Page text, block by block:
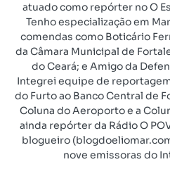
atuado como repórter no O
Tenho especialização em
comendas como Boticário
da Câmara Municipal de
do Ceará; e Amigo da
Integrei equipe de
do Furto ao Banco Central de
Coluna do Aeroporto e a
ainda repórter da Rádio O
blogueiro
nove emissoras do